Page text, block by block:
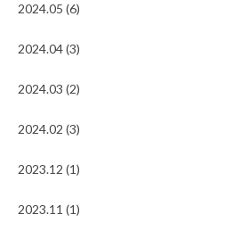
2024.05 (6)
2024.04 (3)
2024.03 (2)
2024.02 (3)
2023.12 (1)
2023.11 (1)